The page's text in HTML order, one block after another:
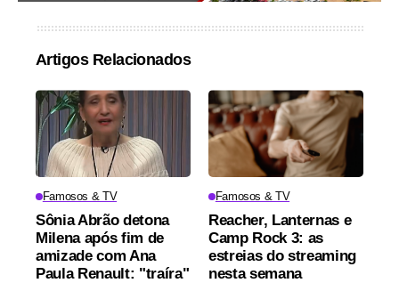
Artigos Relacionados
Famosos & TV
Sônia Abrão detona
Milena após fim de
amizade com Ana
Paula Renault: "traíra"
Famosos & TV
Reacher, Lanternas e
Camp Rock 3: as
estreias do streaming
nesta semana